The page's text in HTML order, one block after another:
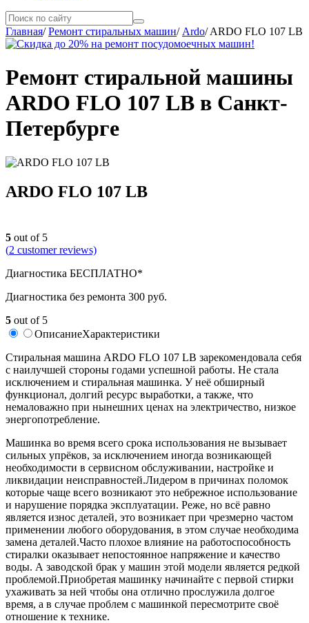
Главная/Ремонт стиральных машин/ Ardo/ARDO FLO 107 LB
Ремонт стиральной машины
ARDO FLO 107 LB в Санкт-
Петербурге
ARDO FLO 107 LB
5 out of 5
(2 customer reviews)
Диагностика БЕСПЛАТНО*
Диагностика без ремонта 300 руб.
5 out of 5
ОписаниеХарактеристики
Cтиральная машина ARDO FLO 107 LB зарекомендовала себя
с наилучшей стороны годами успешной работы. Не стала
исключением и стиральная машинка. У неё обширный
функционал, долгий ресурс выработки, а также, что
немаловажно при нынешних ценах на электричество, низкое
энергопотребление.
Машинка во время всего срока использования не вызывает
сильных упрёков, за исключением иногда возникающей
необходимости в сервисном обслуживании, настройке и
ликвидации неисправностей.Лидером в причинах поломок
которые чаще всего возникают это небрежное использование
и нарушение порядка эксплуатации. Реже, но всё равно
является износ деталей, это возникает при чрезмерно частом
применении любого оборудования, в этом случае необходима
замена деталей.Часто плохое влияние на работоспособность
стиралки оказывает непостоянное напряжение и качество
воды. А заводской брак у машин этой модели является редкой
проблемой.Приобретая машинку начинайте с первой стирки
ухаживать за ней чтобы она отлично прослужила долгое
время, а в случае проблем с машинкой пересмотрите своё
отношение к технике.